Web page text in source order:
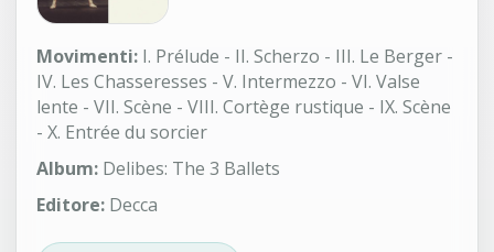
Movimenti: I. Prélude - II. Scherzo - III. Le Berger -
IV. Les Chasseresses - V. Intermezzo - VI. Valse
lente - VII. Scène - VIII. Cortège rustique - IX. Scène
- X. Entrée du sorcier
Album: Delibes: The 3 Ballets
Editore: Decca